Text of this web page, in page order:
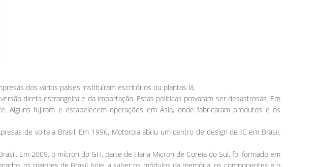
dos vários países instituíram escritórios ou plantas lá.
direta estrangeira e da importação. Estas políticas provaram ser desastrosas. Em
fujiram e estabelecem operações em Ásia, onde fabricaram produtos e os
de volta a Brasil. Em 1996, Motorola abriu um centro de design de IC em Brasil.
Em 2009, o mícron do GH, parte de Hana Micron de Coreia do Sul, foi formado em